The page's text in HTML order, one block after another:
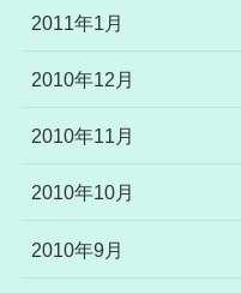
2011年1月
2010年12月
2010年11月
2010年10月
2010年9月